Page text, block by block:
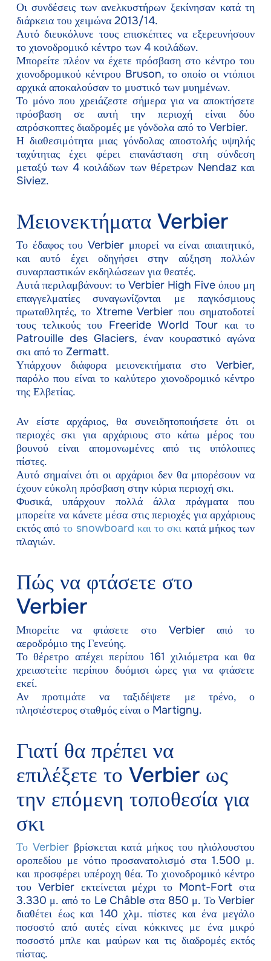
Οι συνδέσεις των ανελκυστήρων ξεκίνησαν κατά τη
διάρκεια του χειμώνα 2013/14.
Αυτό διευκόλυνε τους επισκέπτες να εξερευνήσουν
το χιονοδρομικό κέντρο των 4 κοιλάδων.
Μπορείτε πλέον να έχετε πρόσβαση στο κέντρο του
χιονοδρομικού κέντρου Bruson, το οποίο οι ντόπιοι
αρχικά αποκαλούσαν το μυστικό των μυημένων.
Το μόνο που χρειάζεστε σήμερα για να αποκτήσετε
πρόσβαση σε αυτή την περιοχή είναι δύο
απρόσκοπτες διαδρομές με γόνδολα από το Verbier.
Η διαθεσιμότητα μιας γόνδολας αποστολής υψηλής
ταχύτητας έχει φέρει επανάσταση στη σύνδεση
μεταξύ των 4 κοιλάδων των θέρετρων Nendaz και
Siviez.
Μειονεκτήματα Verbier
Το έδαφος του Verbier μπορεί να είναι απαιτητικό,
και αυτό έχει οδηγήσει στην αύξηση πολλών
συναρπαστικών εκδηλώσεων για θεατές.
Αυτά περιλαμβάνουν: το Verbier High Five όπου μη
επαγγελματίες συναγωνίζονται με παγκόσμιους
πρωταθλητές, το Xtreme Verbier που σηματοδοτεί
τους τελικούς του Freeride World Tour και το
Patrouille des Glaciers, έναν κουραστικό αγώνα
σκι από το Zermatt.
Υπάρχουν διάφορα μειονεκτήματα στο Verbier,
παρόλο που είναι το καλύτερο χιονοδρομικό κέντρο
της Ελβετίας.
Αν είστε αρχάριος, θα συνειδητοποιήσετε ότι οι
περιοχές σκι για αρχάριους στο κάτω μέρος του
βουνού είναι απομονωμένες από τις υπόλοιπες
πίστες.
Αυτό σημαίνει ότι οι αρχάριοι δεν θα μπορέσουν να
έχουν εύκολη πρόσβαση στην κύρια περιοχή σκι.
Φυσικά, υπάρχουν πολλά άλλα πράγματα που
μπορείτε να κάνετε μέσα στις περιοχές για αρχάριους
εκτός απότο snowboard και το σκι κατά μήκος των
πλαγιών.
Πώς να φτάσετε στο
Verbier
Μπορείτε να φτάσετε στο Verbier από το
αεροδρόμιο της Γενεύης.
Το θέρετρο απέχει περίπου 161 χιλιόμετρα και θα
χρειαστείτε περίπου δυόμισι ώρες για να φτάσετε
εκεί.
Αν προτιμάτε να ταξιδέψετε με τρένο, ο
πλησιέστερος σταθμός είναι ο Martigny.
Γιατί θα πρέπει να
επιλέξετε το Verbier ως
την επόμενη τοποθεσία για
σκι
Το Verbierβρίσκεται κατά μήκος του ηλιόλουστου
οροπεδίου με νότιο προσανατολισμό στα 1.500 μ.
και προσφέρει υπέροχη θέα. Το χιονοδρομικό κέντρο
του Verbier εκτείνεται μέχρι το Mont-Fort στα
3.330 μ. από το Le Châble στα 850 μ. Το Verbier
διαθέτει έως και 140 χλμ. πίστες και ένα μεγάλο
ποσοστό από αυτές είναι κόκκινες με ένα μικρό
ποσοστό μπλε και μαύρων και τις διαδρομές εκτός
πίστας.